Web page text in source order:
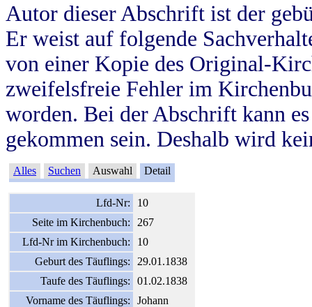
Autor dieser Abschrift ist der
Er weist auf folgende
von einer Kopie des Original-
zweifelsfreie Fehler im
worden. Bei der Abschrift kann
gekommen sein. Deshalb wird
Alles Suchen Auswahl Detail
Lfd-Nr:
10
Seite im Kirchenbuch:
267
Lfd-Nr im Kirchenbuch:
10
Geburt des Täuflings:
29.01.1838
Taufe des Täuflings:
01.02.1838
Vorname des Täuflings:
Johann